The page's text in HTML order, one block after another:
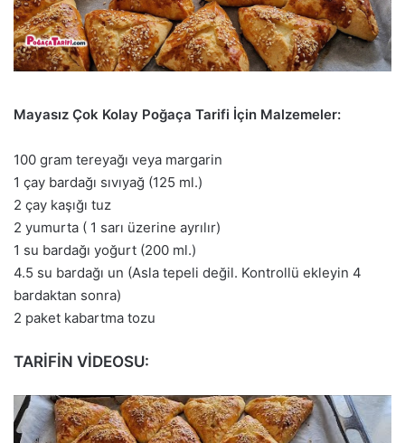
Mayasız Çok Kolay Poğaça Tarifi İçin Malzemeler:
100 gram tereyağı veya margarin
1 çay bardağı sıvıyağ (125 ml.)
2 çay kaşığı tuz
2 yumurta ( 1 sarı üzerine ayrılır)
1 su bardağı yoğurt (200 ml.)
4.5 su bardağı un (Asla tepeli değil. Kontrollü ekleyin 4
bardaktan sonra)
2 paket kabartma tozu
TARİFİN VİDEOSU: